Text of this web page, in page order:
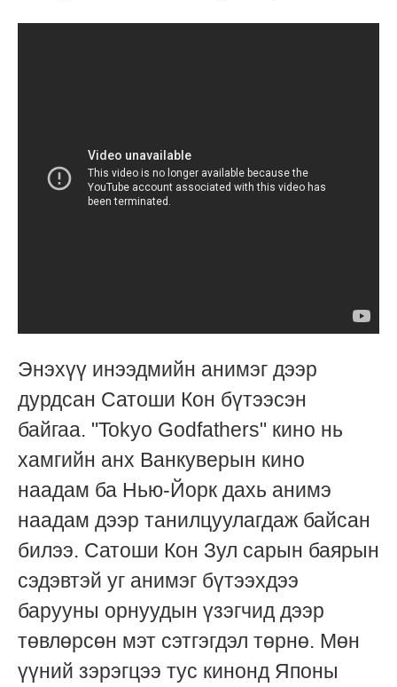
Энэхүү инээдмийн анимэг дээр
дурдсан Сатоши Кон бүтээсэн
байгаа. "Tokyo Godfathers" кино нь
хамгийн анх Ванкуверын кино
наадам ба Нью-Йорк дахь анимэ
наадам дээр танилцуулагдаж байсан
билээ. Сатоши Кон Зул сарын баярын
сэдэвтэй уг анимэг бүтээхдээ
барууны орнуудын үзэгчид дээр
төвлөрсөн мэт сэтгэгдэл төрнө. Мөн
үүний зэрэгцээ тус кинонд Японы